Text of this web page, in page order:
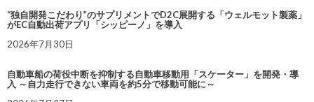
“独自開発こだわり”のサプリメントでD2C展開する「ウェルモット製薬」
がEC自動出荷アプリ「シッピーノ」を導入
2026年7月30日
自動車船の荷役中断を抑制する自動車移動用「スケーター」を開発・導
入 ～自力走行できない車両を約5分で移動可能に～